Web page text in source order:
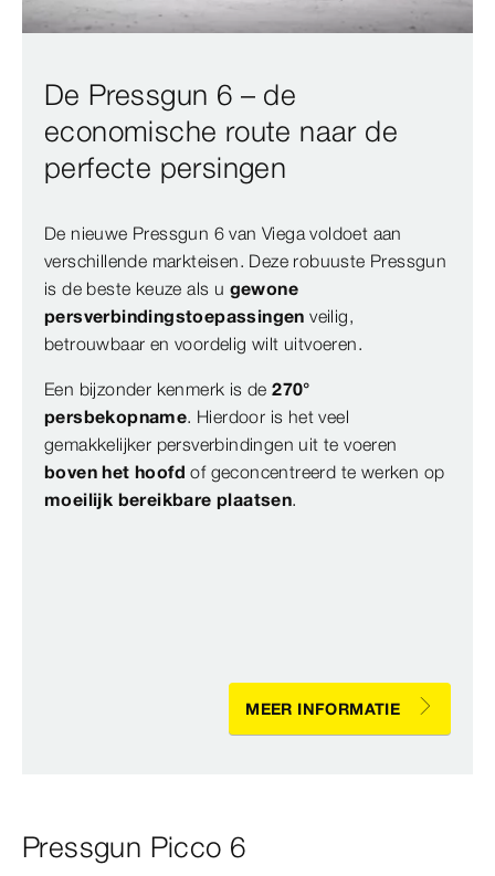
De Pressgun 6 – de
economische route naar de
perfecte persingen
De nieuwe Pressgun 6 van Viega voldoet aan
verschillende markteisen. Deze robuuste Pressgun
is de beste keuze als u gewone
persverbindingstoepassingenveilig,
betrouwbaar en voordelig wilt uitvoeren.
Een bijzonder kenmerk is de270°
persbekopname. Hierdoor is het veel
gemakkelijker persverbindingen uit te voeren
boven het hoofd of geconcentreerd te werken op
moeilijk bereikbare plaatsen.
MEER INFORMATIE
Pressgun Picco 6